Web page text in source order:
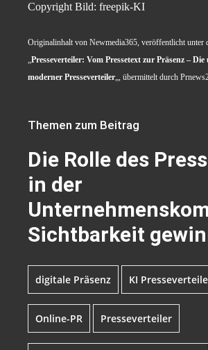
Copyright Bild: freepik-KI
Originalinhalt von Newmedia365, veröffentlicht unter
„Presseverteiler: Vom Pressetext zur Präsenz –
moderner Presseverteiler„, übermittelt durch
Themen zum Beitrag
Die Rolle des
in der
Sichtbarkeit
digitale Präsenz KI
Online-PR Presseverteiler